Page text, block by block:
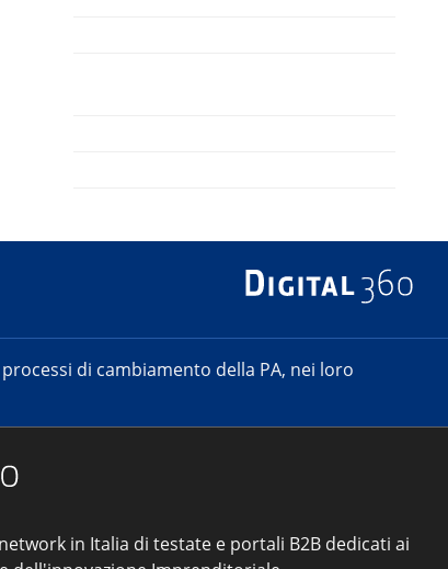
di cambiamento della PA, nei loro
in Italia di testate e portali B2B dedicati ai